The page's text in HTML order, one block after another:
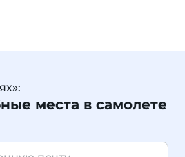
места в самолете